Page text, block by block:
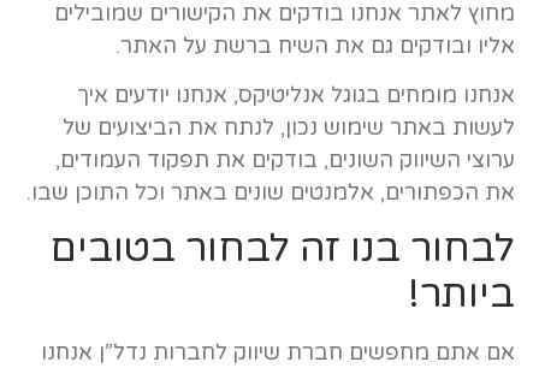
מחוץ לאתר אנחנו בודקים את הקישורים שמובילים
אליו ובודקים גם את השיח ברשת על האתר.
אנחנו מומחים בגוגל אנליטיקס, אנחנו יודעים איך
לעשות באתר שימוש נכון, לנתח את הביצועים של
ערוצי השיווק השונים, בודקים את תפקוד העמודים,
את הכפתורים, אלמנטים שונים באתר וכל התוכן שבו.
לבחור בנו זה לבחור בטובים
ביותר!
אם אתם מחפשים חברת שיווק לחברות נדל”ן אנחנו